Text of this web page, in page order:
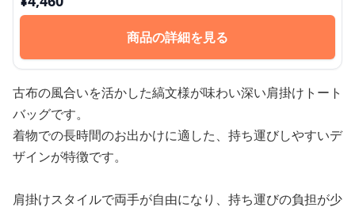
商品の詳細を見る
古布の風合いを活かした縞文様が味わい深い肩掛けトート
バッグです。
着物での長時間のお出かけに適した、持ち運びしやすいデ
ザインが特徴です。
肩掛けスタイルで両手が自由になり、持ち運びの負担が少